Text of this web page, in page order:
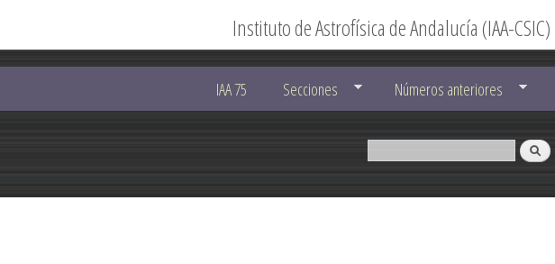
Instituto de Astrofísica de Andalucía (IAA-CSIC)
IAA 75 Secciones Números anteriores